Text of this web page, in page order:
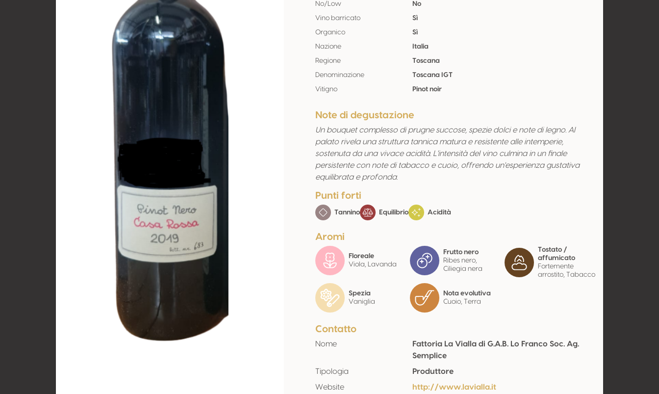
No/Low No
Vino barricato Sì
Organico Sì
Nazione Italia
Regione Toscana
Denominazione Toscana IGT
Vitigno Pinot noir
Note di degustazione
Un bouquet complesso di prugne succose, spezie dolci e note di legno. Al
palato rivela una struttura tannica matura e resistente alle intemperie,
sostenuta da una vivace acidità. L'intensità del vino culmina in un finale
persistente con note di tabacco e cuoio, offrendo un'esperienza gustativa
equilibrata e profonda.
Punti forti
Tannino Equilibrio Acidità
Aromi
Floreale
Viola, Lavanda
Frutto nero
Ribes nero,
Ciliegia nera
Tostato /
affumicato
Fortemente
arrostito, Tabacco
Spezia
Vaniglia
Nota evolutiva
Cuoio, Terra
Contatto
Nome
Fattoria La Vialla di G.A.B. Lo Franco Soc. Ag.
Semplice
Tipologia
Produttore
Website
http://www.lavialla.it